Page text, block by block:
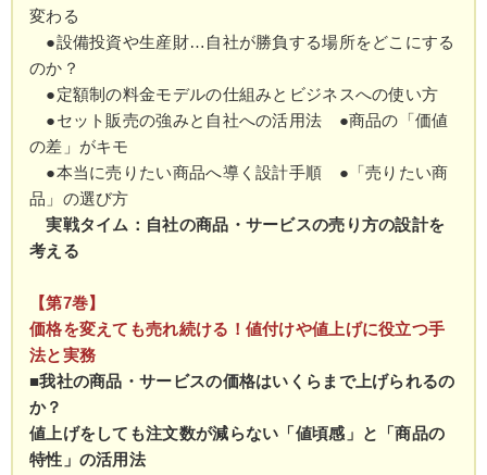
変わる
●設備投資や生産財…自社が勝負する場所をどこにする
のか？
●定額制の料金モデルの仕組みとビジネスへの使い方
●セット販売の強みと自社への活用法 ●商品の「価値
の差」がキモ
●本当に売りたい商品へ導く設計手順 ●「売りたい商
品」の選び方
実戦タイム：自社の商品・サービスの売り方の設計を
考える
【第7巻】
価格を変えても売れ続ける！値付けや値上げに役立つ手
法と実務
■我社の商品・サービスの価格はいくらまで上げられるの
か？
値上げをしても注文数が減らない「値頃感」と「商品の
特性」の活用法